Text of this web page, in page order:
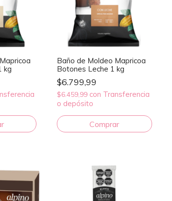
kg
Baño de Moldeo Mapricoa
Botones Leche 1 kg
$6.799,99
$6.459,99 con Transferencia
o depósito